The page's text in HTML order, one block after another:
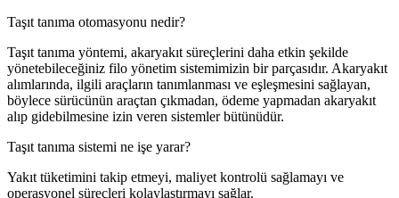
Taşıt tanıma otomasyonu nedir?
Taşıt tanıma yöntemi, akaryakıt süreçlerini daha etkin şekilde
yönetebileceğiniz filo yönetim sistemimizin bir parçasıdır. Akaryakıt
alımlarında, ilgili araçların tanımlanması ve eşleşmesini sağlayan,
böylece sürücünün araçtan çıkmadan, ödeme yapmadan akaryakıt
alıp gidebilmesine izin veren sistemler bütünüdür.
Taşıt tanıma sistemi ne işe yarar?
Yakıt tüketimini takip etmeyi, maliyet kontrolü sağlamayı ve
operasyonel süreçleri kolaylaştırmayı sağlar.